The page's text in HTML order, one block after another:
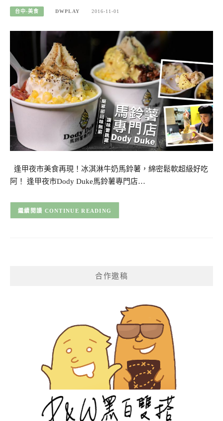
台中-美食 DWPLAY 2016-11-01
逢甲夜市美食再現！冰淇淋牛奶馬鈴薯，綿密鬆軟超級好吃
阿！ 逢甲夜市Dody Duke馬鈴薯專門店…
CONTINUE READING
合作邀稿